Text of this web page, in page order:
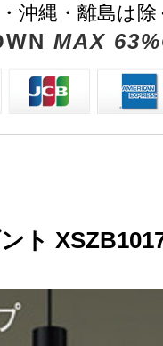
・沖縄・離島は
MAX
ト